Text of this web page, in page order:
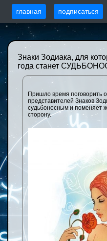
главная подписаться
Знаки Зодиака, для
года станет
Пришло время поговорить
представителей Знаков
судьбоносным и поменяет
сторону.